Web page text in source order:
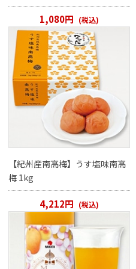
1,080円 (税込)
【紀州産南高梅】うす塩味南高
梅 1kg
4,212円 (税込)